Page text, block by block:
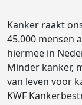
Kanker raakt
45.000 mensen
hiermee in
Minder kanker,
van leven voor
KWF